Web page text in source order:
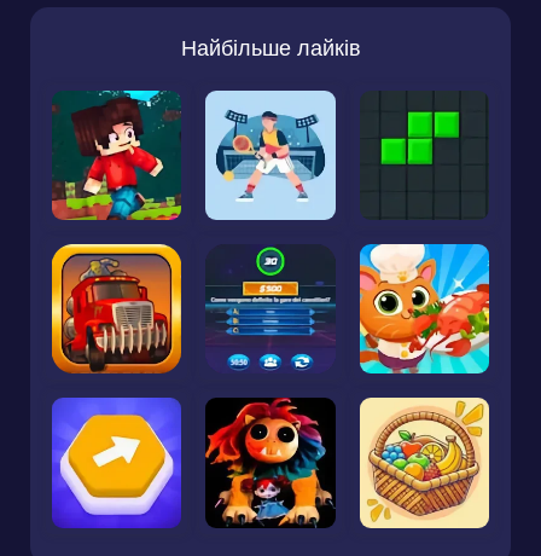
Найбільше лайків